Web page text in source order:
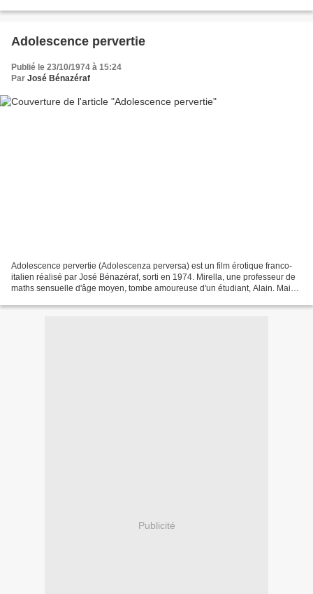
Adolescence pervertie
Publié le 23/10/1974 à 15:24
Par José Bénazéraf
Adolescence pervertie (Adolescenza perversa) est un film érotique franco-
italien réalisé par José Bénazéraf, sorti en 1974. Mirella, une professeur de
maths sensuelle d'âge moyen, tombe amoureuse d'un étudiant, Alain. Mais
Publicité